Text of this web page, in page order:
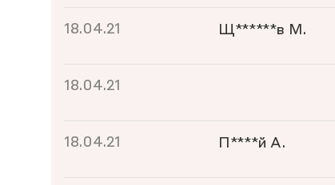
18.04.21 Щ******в М.
18.04.21
18.04.21 П****й А.